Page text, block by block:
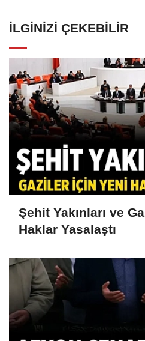
İLGINIZI ÇEKEBILIR
Şehit Yakınları ve
Haklar Yasalaştı